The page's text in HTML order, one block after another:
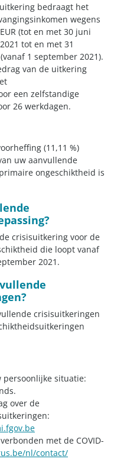
bedraagt het
wegens
(tot en met 30 juni
tot en met 31
1 september 2021).
van de uitkering
een zelfstandige
26 werkdagen.
(11,11 %)
uw aanvullende
ongeschiktheid is
crisisuitkering voor de
die loopt vanaf
2021.
crisisuitkeringen
persoonlijke situatie:
over de
met de COVID-
nl/contact/